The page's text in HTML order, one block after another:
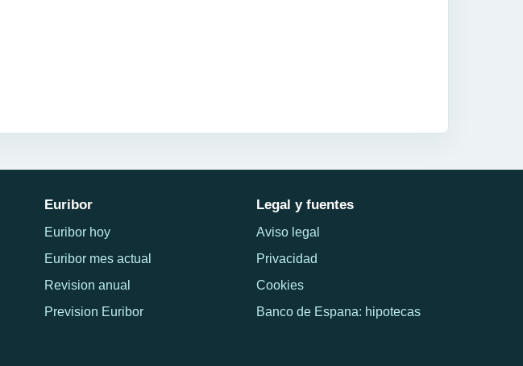
Euribor
Euribor hoy
Euribor mes actual
Revision anual
Prevision Euribor
Legal y fuentes
Aviso legal
Privacidad
Cookies
Banco de Espana: hipotecas